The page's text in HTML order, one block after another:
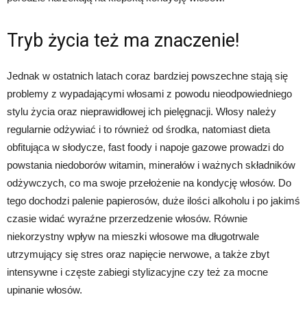
Tryb życia też ma znaczenie!
Jednak w ostatnich latach coraz bardziej powszechne stają się
problemy z wypadającymi włosami z powodu nieodpowiedniego
stylu życia oraz nieprawidłowej ich pielęgnacji. Włosy należy
regularnie odżywiać i to również od środka, natomiast dieta
obfitująca w słodycze, fast foody i napoje gazowe prowadzi do
powstania niedoborów witamin, minerałów i ważnych składników
odżywczych, co ma swoje przełożenie na kondycję włosów. Do
tego dochodzi palenie papierosów, duże ilości alkoholu i po jakimś
czasie widać wyraźne przerzedzenie włosów. Równie
niekorzystny wpływ na mieszki włosowe ma długotrwale
utrzymujący się stres oraz napięcie nerwowe, a także zbyt
intensywne i częste zabiegi stylizacyjne czy też za mocne
upinanie włosów.